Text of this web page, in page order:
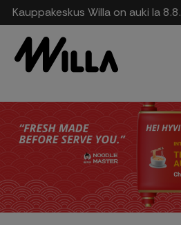
Kauppakeskus Willa on auki la 8.8.